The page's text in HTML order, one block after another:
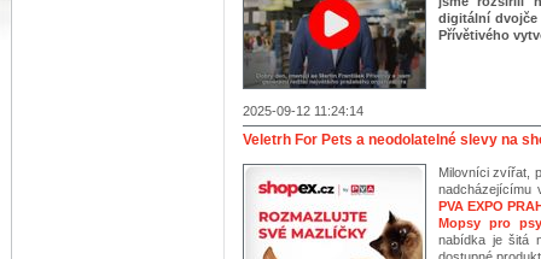
digitální dvojče
Přívětivého
2025-09-12 11:24:14
Veletrh For Pets a neodolatelné slevy na
Milovníci zvířat,
nadcházejícímu
PVA EXPO
Mopsy pro psy
nabídka je šitá